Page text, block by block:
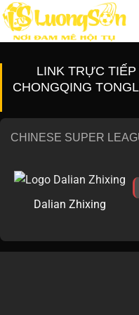
LINK TRỰC
CHONGQING
CHINESE SUPER
Dalian Zhixing